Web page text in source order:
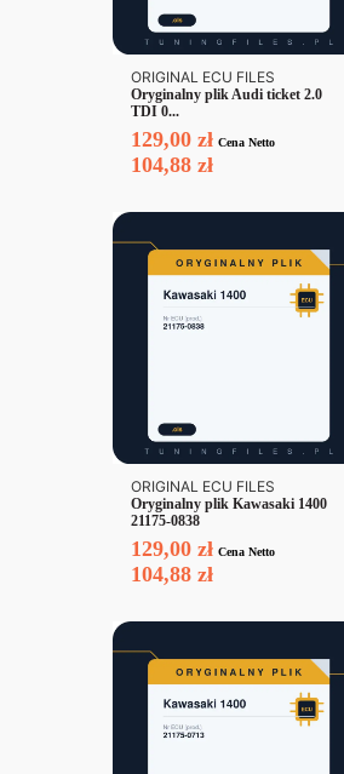
ORIGINAL ECU FILES
Oryginalny plik Audi ticket 2.0
TDI 0...
129,00 zł Cena Netto
104,88 zł
ORIGINAL ECU FILES
Oryginalny plik Kawasaki 1400
21175-0838
129,00 zł Cena Netto
104,88 zł